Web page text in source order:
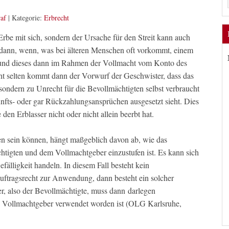
| Kategorie: Erbrecht
mit sich, sondern der Ursache für den Streit kann auch
wenn, was bei älteren Menschen oft vorkommt, einem
dieses dann im Rahmen der Vollmacht vom Konto des
selten kommt dann der Vorwurf der Geschwister, dass das
zu Unrecht für die Bevollmächtigten selbst verbraucht
oder gar Rückzahlungsansprüchen ausgesetzt sieht. Dies
Erblasser nicht oder nicht allein beerbt hat.
sein können, hängt maßgeblich davon ab, wie das
und dem Vollmachtgeber einzustufen ist. Es kann sich
handeln. In diesem Fall besteht kein
zur Anwendung, dann besteht ein solcher
also der Bevollmächtigte, muss dann darlegen
verwendet worden ist (OLG Karlsruhe,